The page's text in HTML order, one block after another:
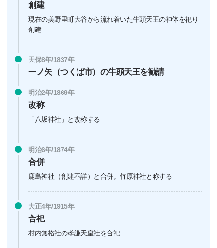
創建
現在の美野里町大谷から流れ着いた牛頭天王の神体を祀り
創建
天保8年/1837年
一ノ矢（つくば市）の牛頭天王を勧請
明治2年/1869年
改称
「八坂神社」と改称する
明治6年/1874年
合併
鹿島神社（創建不詳）と合併。竹原神社と称する
大正4年/1915年
合祀
村内無格社の孝謙天皇社を合祀